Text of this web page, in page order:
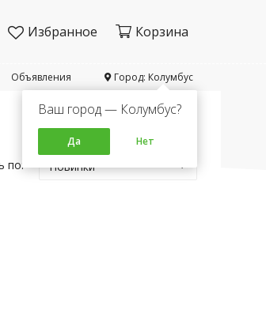
Избранное Корзина
Город: Колумбус
Ваш город — Колумбус?
Да Нет
Объявления
по: Новинки